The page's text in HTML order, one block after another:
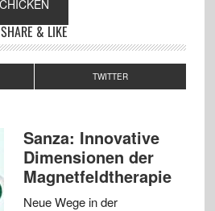
SHARE & LIKE
TWITTER
Sanza: Innovative
Dimensionen der
Magnetfeldtherapie
Neue Wege in der